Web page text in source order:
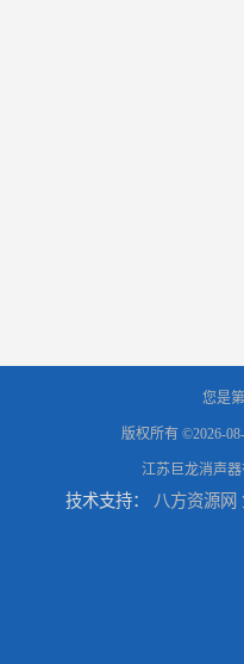
您是第
版权所有 ©2026-
江苏巨龙消声器
技术支持： 八方资源网